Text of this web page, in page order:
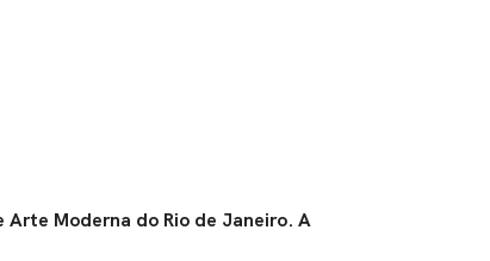
Moderna do Rio de Janeiro. A